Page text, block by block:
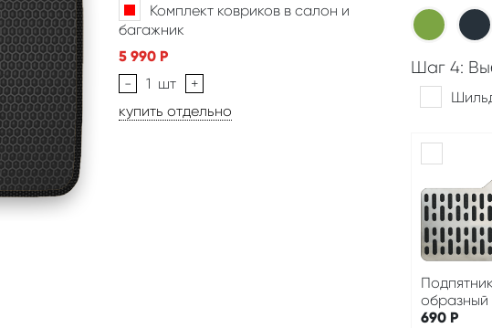
Комплект ковриков в салон и
багажник
5 990 Р
-
1 шт
+
купить отдельно
Шаг 4:
образный
690 Р